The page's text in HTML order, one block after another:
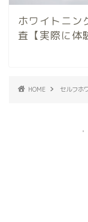
ホワイトニン
査【実際に体
HOME セルフホ